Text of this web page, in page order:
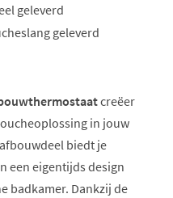
geleverd
geleverd
creëer
in jouw
biedt je
een eigentijds design
badkamer. Dankzij de